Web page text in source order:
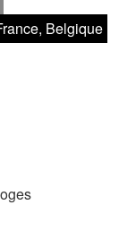
Belgique